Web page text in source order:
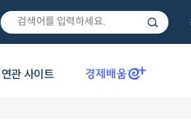
연관 사이트